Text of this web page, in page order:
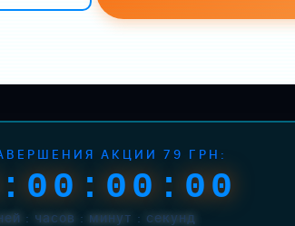
АКЦИИ 79 ГРН:
: часов : минут : секунд